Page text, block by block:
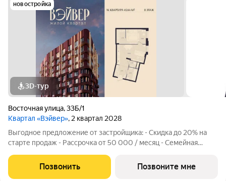
новостройка
3D-тур
Восточная улица,33Б/1
Квартал «Вэйвер», 2 квартал 2028
Выгодное предложение от застройщика: - Скидка до 20% на
старте продаж - Рассрочка от 50 000 / месяц - Семейная
1-комнатной квартиры в Жилом квартале Вэйвер от
Девелоперской компании Люди,
Позвонить Позвоните мне